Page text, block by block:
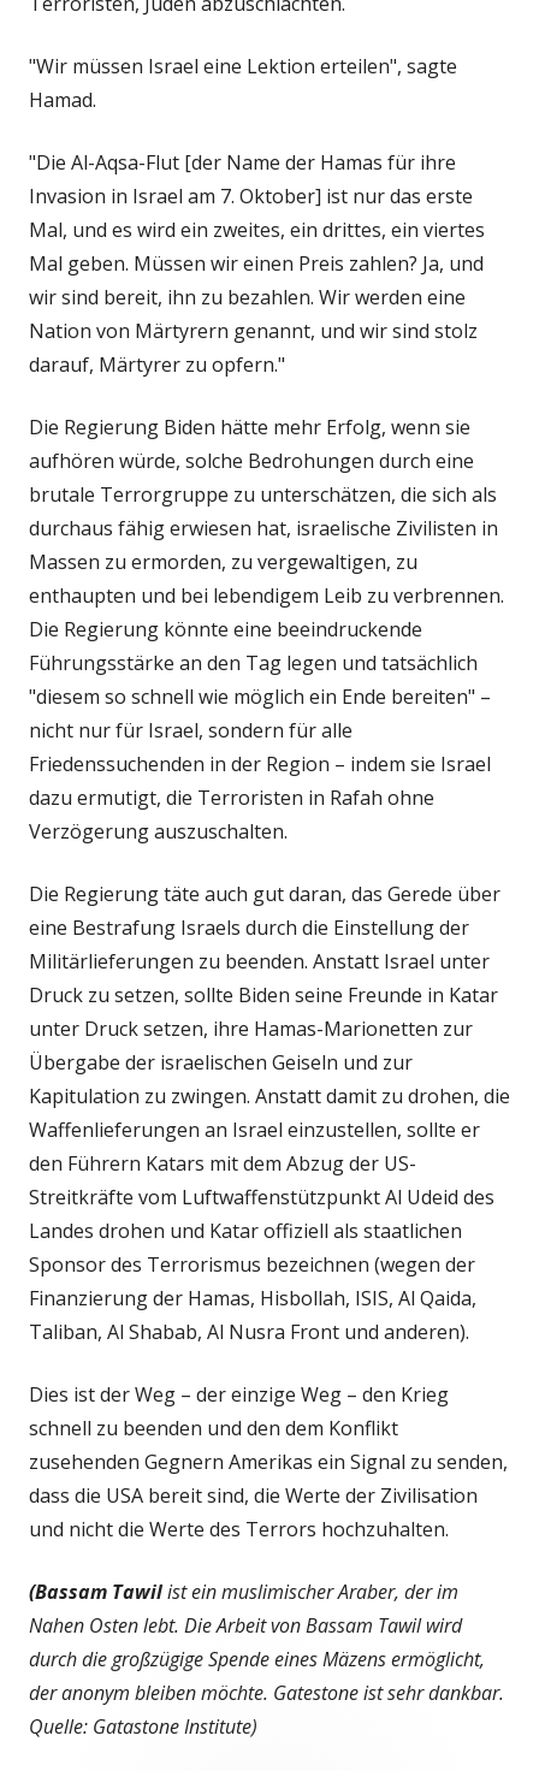
"Wir müssen Israel eine Lektion erteilen", sagte
Hamad.
"Die Al-Aqsa-Flut [der Name der Hamas für ihre
Invasion in Israel am 7. Oktober] ist nur das erste
Mal, und es wird ein zweites, ein drittes, ein viertes
Mal geben. Müssen wir einen Preis zahlen? Ja, und
wir sind bereit, ihn zu bezahlen. Wir werden eine
Nation von Märtyrern genannt, und wir sind stolz
darauf, Märtyrer zu opfern."
Die Regierung Biden hätte mehr Erfolg, wenn sie
aufhören würde, solche Bedrohungen durch eine
brutale Terrorgruppe zu unterschätzen, die sich als
durchaus fähig erwiesen hat, israelische Zivilisten in
Massen zu ermorden, zu vergewaltigen, zu
enthaupten und bei lebendigem Leib zu verbrennen.
Die Regierung könnte eine beeindruckende
Führungsstärke an den Tag legen und tatsächlich
"diesem so schnell wie möglich ein Ende bereiten" –
nicht nur für Israel, sondern für alle
Friedenssuchenden in der Region – indem sie Israel
dazu ermutigt, die Terroristen in Rafah ohne
Verzögerung auszuschalten.
Die Regierung täte auch gut daran, das Gerede über
eine Bestrafung Israels durch die Einstellung der
Militärlieferungen zu beenden. Anstatt Israel unter
Druck zu setzen, sollte Biden seine Freunde in Katar
unter Druck setzen, ihre Hamas-Marionetten zur
Übergabe der israelischen Geiseln und zur
Kapitulation zu zwingen. Anstatt damit zu drohen, die
Waffenlieferungen an Israel einzustellen, sollte er
den Führern Katars mit dem Abzug der US-
Streitkräfte vom Luftwaffenstützpunkt Al Udeid des
Landes drohen und Katar offiziell als staatlichen
Sponsor des Terrorismus bezeichnen (wegen der
Finanzierung der Hamas, Hisbollah, ISIS, Al Qaida,
Taliban, Al Shabab, Al Nusra Front und anderen).
Dies ist der Weg – der einzige Weg – den Krieg
schnell zu beenden und den dem Konflikt
zusehenden Gegnern Amerikas ein Signal zu senden,
dass die USA bereit sind, die Werte der Zivilisation
und nicht die Werte des Terrors hochzuhalten.
(Bassam Tawilist ein muslimischer Araber, der im
Nahen Osten lebt. Die Arbeit von Bassam Tawil wird
durch die großzügige Spende eines Mäzens ermöglicht,
der anonym bleiben möchte. Gatestone ist sehr dankbar.
Quelle: Gatastone Institute)